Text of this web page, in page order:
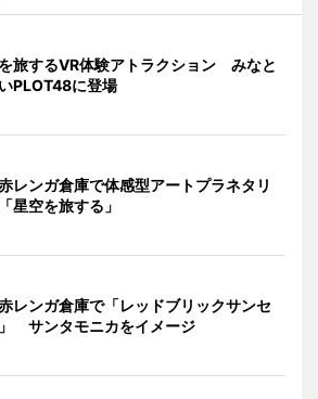
旅するVR体験アトラクション みなと
PLOT48に登場
レンガ倉庫で体感型アートプラネタリ
星空を旅する」
レンガ倉庫で「レッドブリックサンセ
サンタモニカをイメージ